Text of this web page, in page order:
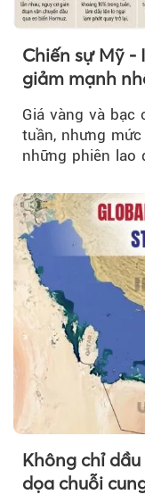
Chiến sự Mỹ -
giảm mạnh
Giá vàng và bạc
tuần, nhưng
những phiên lao
Không chỉ
dọa chuỗi